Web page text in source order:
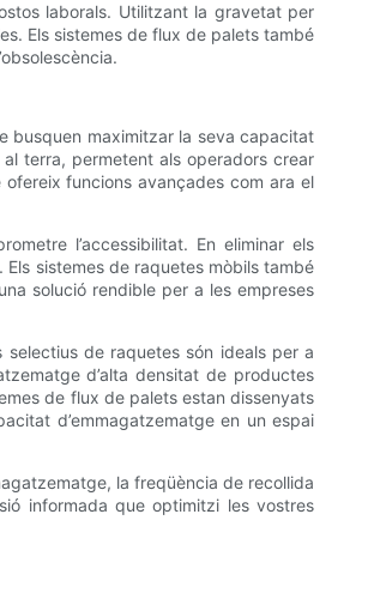
laborals. Utilitzant la gravetat per
Els sistemes de flux de palets també
busquen maximitzar la seva capacitat
terra, permetent als operadors crear
funcions avançades com ara el
l’accessibilitat. En eliminar els
sistemes de raquetes mòbils també
solució rendible per a les empreses
selectius de raquetes són ideals per a
d’alta densitat de productes
de flux de palets estan dissenyats
d’emmagatzematge en un espai
la freqüència de recollida
informada que optimitzi les vostres